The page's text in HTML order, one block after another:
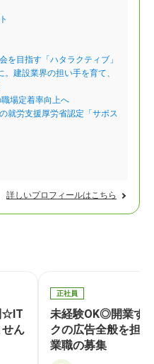
を目指す「ハタラクティブ」
建設業界の担い手を育て、
場定着率向上へ
就労支援厚労省認定「サポス
詳しいプロフィールはこちら
☆IT
ん
正社員
未経験OK◎開業す
クの広告全般を担
業職の募集